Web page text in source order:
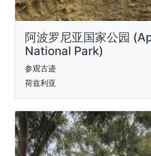
阿波罗尼亚国家公园
National Park)
参观古迹
荷兹利亚